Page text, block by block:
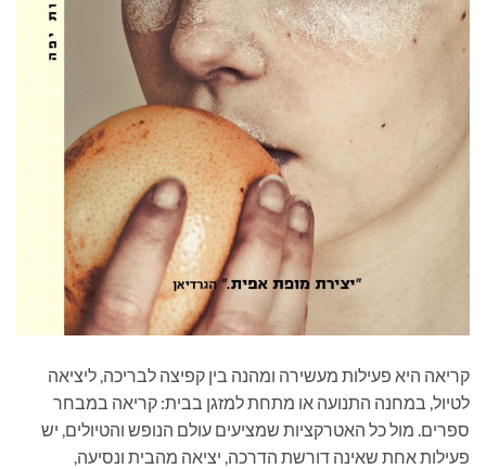
קריאה היא פעילות מעשירה ומהנה בין קפיצה לבריכה, ליציאה
לטיול, במחנה התנועה או מתחת למזגן בבית: קריאה במבחר
ספרים. מול כל האטרקציות שמציעים עולם הנופש והטיולים, יש
פעילות אחת שאינה דורשת הדרכה, יציאה מהבית ונסיעה,